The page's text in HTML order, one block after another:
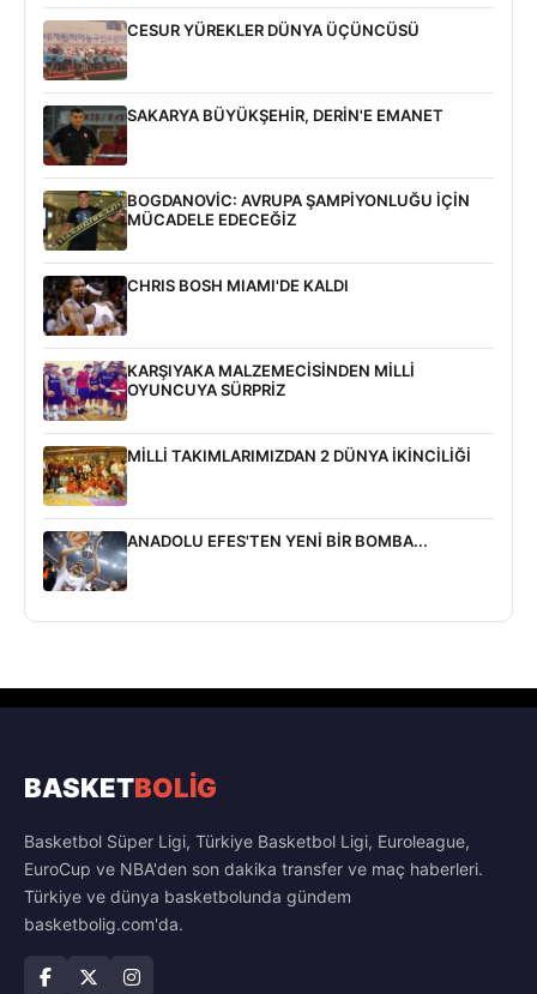
CESUR YÜREKLER DÜNYA ÜÇÜNCÜSÜ
SAKARYA BÜYÜKŞEHİR, DERİN'E EMANET
BOGDANOVİC: AVRUPA ŞAMPİYONLUĞU İÇİN
MÜCADELE EDECEĞİZ
CHRIS BOSH MIAMI'DE KALDI
KARŞIYAKA MALZEMECİSİNDEN MİLLİ
OYUNCUYA SÜRPRİZ
MİLLİ TAKIMLARIMIZDAN 2 DÜNYA İKİNCİLİĞİ
ANADOLU EFES'TEN YENİ BİR BOMBA...
BASKETBOLİG
Basketbol Süper Ligi, Türkiye Basketbol Ligi, Euroleague,
EuroCup ve NBA'den son dakika transfer ve maç haberleri.
Türkiye ve dünya basketbolunda gündem
basketbolig.com'da.